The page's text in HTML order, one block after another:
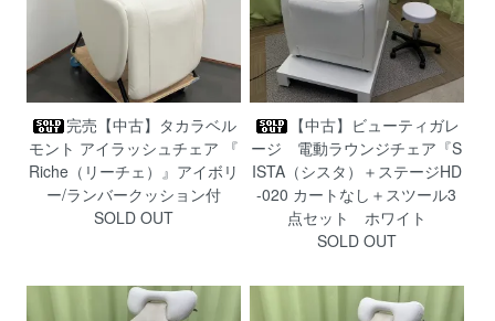
完売【中古】タカラベル
モント アイラッシュチェア 『
Riche（リーチェ）』アイボリ
ー/ランバークッション付
SOLD OUT
【中古】ビューティガレ
ージ 電動ラウンジチェア『S
ISTA（シスタ）＋ステージHD
-020 カートなし＋スツール3
点セット ホワイト
SOLD OUT